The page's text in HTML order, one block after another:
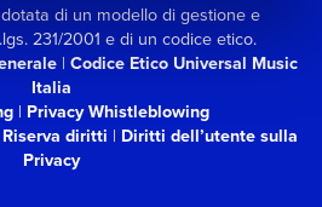
di un modello di gestione e
231/2001 e di un codice etico.
| Codice Etico Universal Music
Italia
| Privacy Whistleblowing
Riserva diritti | Diritti dell’utente sulla
Privacy